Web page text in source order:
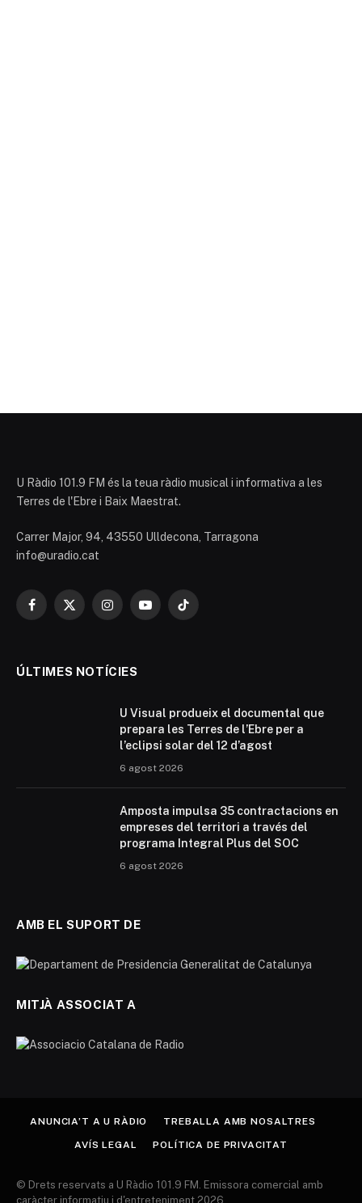
U Ràdio 101.9 FM és la teua ràdio musical i informativa a les
Terres de l'Ebre i Baix Maestrat.
Carrer Major, 94, 43550 Ulldecona, Tarragona
info@uradio.cat
Facebook
X
InstagramYouTubeTikTok
ÚLTIMES NOTÍCIES
U Visual produeix el documental que
prepara les Terres de l’Ebre per a
l’eclipsi solar del 12 d’agost
6 agost 2026
Amposta impulsa 35 contractacions en
empreses del territori a través del
programa Integral Plus del SOC
6 agost 2026
AMB EL SUPORT DE
MITJÀ ASSOCIAT A
ANUNCIA’T A U RÀDIO TREBALLA AMB NOSALTRES
AVÍS LEGAL POLÍTICA DE PRIVACITAT
© Drets reservats a U Ràdio 101.9 FM. Emissora comercial amb
caràcter informatiu i d'entreteniment 2026